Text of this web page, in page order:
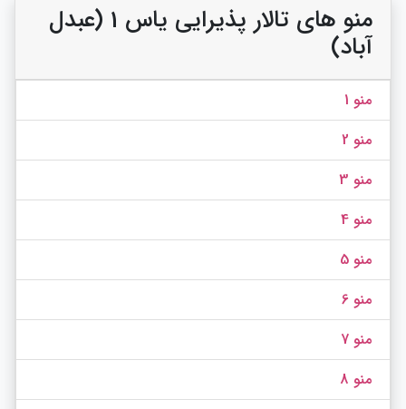
منو های تالار پذیرایی یاس 1 (عبدل
آباد)
منو 1
منو 2
منو 3
منو 4
منو 5
منو 6
منو 7
منو 8